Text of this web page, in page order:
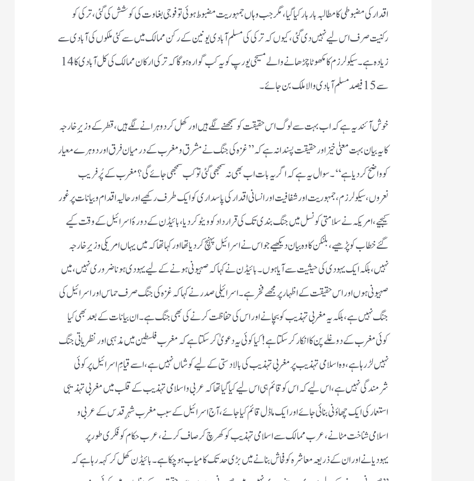
اقدار کی مضبوطی کا مطالبہ بار بار کیا گیا، مگر جب وہاں جمہوریت مضبوط ہوئی تو فوجی بغاوت کی کوشش کی گئی، ترکی کو
رکنیت صرف اس لیے نہیں دی گئی ، کیوں کہ ترکی کی مسلم آبادی یونین کےرکن ممالک میں سے کئی ملکوں کی آبادی سے
زیادہ ہے۔ سیکولرزم کا مکھوٹا چڑھانے والے مسیحی یورپ کو یہ کب گوارہ ہوگا کہ ترکی ارکان ممالک کی کل آبادی کا 14
سے 15 فیصد مسلم آبادی والا ملک بن جائے۔
خوش آئند یہ ہے کہ اب بہت سے لوگ اس حقیقت کو سمجھنے لگے ہیں اور کھل کر دوہرانے لگے ہیں، قطر کے وزیرِ خارجہ
کا یہ بیان بہت معنیٰ خیز اور حقیقت پسندانہ ہے کہ ’’غزہ کی جنگ نے مشرق و مغرب کے درمیان فرق اور دوہرے معیار
کو واضح کر دیا ہے‘‘۔ سوال یہ ہے کہ اگر یہ بات اب بھی نہ سمجھی گئی تو کب سمجھی جائے گی؟ مغرب کے پُر فریب
نعروں، سیکولرزم، جمہوریت اور شفافیت اور انسانی اقدار کی پاسداری کو ایک طرف رکھیے اور حالیہ اقدام و بیانات پر غور
کیجیے، امریکہ نے سلامتی کونسل میں جنگ بندی تک کی قرار داد کو ویٹو کر دیا، بائیڈن کے دورۂ اسرائیل کے وقت کیے
گئے خطاب کو پڑھیے، بلنکن کا وہ بیان دیکھیے جو اس نے اسرائیل پہنچ کر دیا تھا اور کہا تھا کہ میں یہاں امریکی وزیرِ خارجہ
نہیں، بلکہ ایک یہودی کی حیثیت سے آیا ہوں۔ بائیڈن نے کہا کہ صہیونی ہونے کے لیے یہودی ہونا ضروری نہیں، میں
صہیونی ہوں اور اس حقیقت کے اظہار پر مجھے فخر ہے۔ اسرائیلی صدر نے کہا کہ غزہ کی جنگ صرف حماس اور اسرائیل کی
جنگ نہیں ہے، بلکہ یہ مغربی تہذیب کو بچانے اور اس کی حفاظت کرنے کی بھی جنگ ہے۔ ان بیانات کے بعد بھی کیا
کوئی مغرب کے دوغلے پن کا انکار کر سکتا ہے! کیا کوئی یہ دعویٰ کر سکتا ہے کہ مغرب فلسطین میں مذہبی اور نظریاتی جنگ
نہیں لڑ رہا ہے، وہ اسلامی تہذیب پر مغربی تہذیب کی بالا دستی کے لیے کوشاں نہیں ہے، اسے قیامِ اسرائیل پر کوئی
شرمندگی نہیں ہے، اس لیے کہ اس کو قائم ہی اس لیے کیا گیا تھا کہ عربی و اسلامی تہذیب کے قلب میں مغربی تہذیبی
استعمار کی ایک چھاؤنی بنائی جائے اور ایک ماڈل قائم کیا جائے، آج اسرائیل کے سبب مغرب شہرِ قدس کے عربی و
اسلامی شناخت مٹانے، عرب ممالک سے اسلامی تہذیب کو کھرچ کر صاف کرنے، عرب حکام کو فکری طور پر
یہودیانے اور ان کے ذریعہ معاشرہ کو فحاش بنانے میں بڑی حد تک کامیاب ہو چکا ہے۔ بائیڈن کھل کر کہہ رہا ہے کہ